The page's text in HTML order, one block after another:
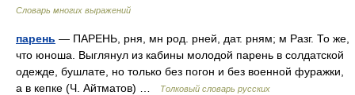
Словарь многих выражений
парень — ПАРЕНЬ, рня, мн род. рней, дат. рням; м Разг. То же,
что юноша. Выглянул из кабины молодой парень в солдатской
одежде, бушлате, но только без погон и без военной фуражки,
а в кепке (Ч. Айтматов) …
Толковый словарь русских